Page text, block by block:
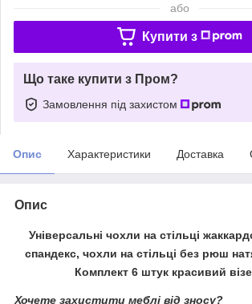
або
Купити з
Що таке купити з Пром?
Замовлення під захистом
Опис Характеристики Доставка
Опис
Універсальні чохли на стільці
спандекс, чохли на стільці без рюш
Комплект 6 штук красивий
Хочете захистити меблі від зносу?